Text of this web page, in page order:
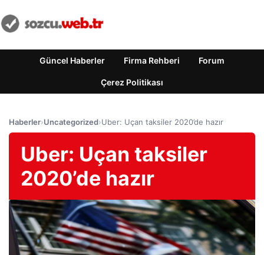
Güncel Haberler Firma Rehberi Forum
Çerez Politikası
Haberler›Uncategorized›Uber: Uçan taksiler 2020’de hazır
Uber: Uçan taksiler
2020’de hazır